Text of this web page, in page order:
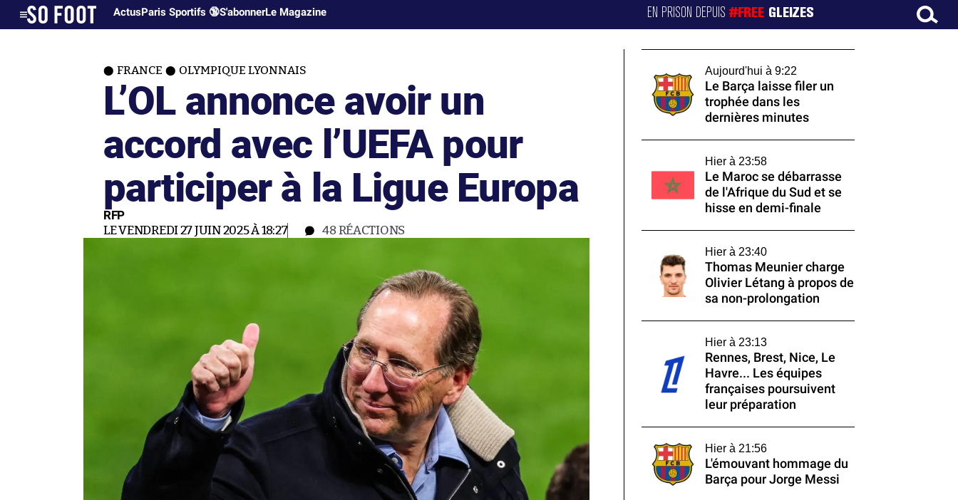
ActusParis Sportifs 🔞S'abonnerLe Magazine EN PRISON DEPUIS#FREE GLEIZES
FRANCE OLYMPIQUE LYONNAIS
L’OL annonce avoir un
accord avec l’UEFA pour
participer à la Ligue Europa
RFP
LE VENDREDI 27 JUIN 2025 À 18:27 48RÉACTIONS
Aujourd'hui à 9:22
Le Barça laisse filer un
trophée dans les
dernières minutes
Hier à 23:58
Le Maroc se débarrasse
de l'Afrique du Sud et se
hisse en demi-finale
Hier à 23:40
Thomas Meunier charge
Olivier Létang à propos de
sa non-prolongation
Hier à 23:13
Rennes, Brest, Nice, Le
Havre... Les équipes
françaises poursuivent
leur préparation
Hier à 21:56
L'émouvant hommage du
Barça pour Jorge Messi